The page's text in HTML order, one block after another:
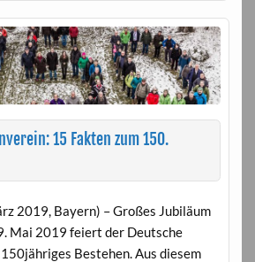
15 Fakten zum 150.
2019, Bayern) – Großes Jubiläum
Mai 2019 feiert der Deutsche
Bestehen. Aus diesem